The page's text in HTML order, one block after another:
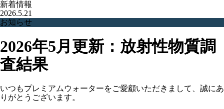
新着情報
2026.5.21
お知らせ
2026年5月更新：放射性物質調
査結果
いつもプレミアムウォーターをご愛顧いただきまして、誠にあ
りがとうございます。